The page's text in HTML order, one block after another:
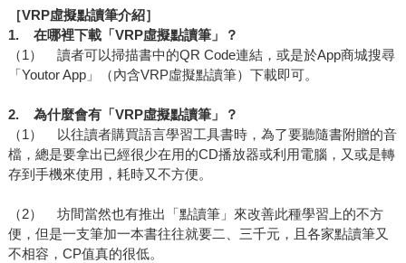
［VRP虛擬點讀筆介紹］
1. 在哪裡下載「VRP虛擬點讀筆」？
（1） 讀者可以掃描書中的QR Code連結，或是於App商城搜尋
「Youtor App」（內含VRP虛擬點讀筆）下載即可。
2. 為什麼會有「VRP虛擬點讀筆」？
（1） 以往讀者購買語言學習工具書時，為了要聽隨書附贈的音
檔，總是要拿出已經很少在用的CD播放器或利用電腦，又或是轉
存到手機來使用，耗時又不方便。
（2） 坊間當然也有推出「點讀筆」來改善此種學習上的不方
便，但是一支筆加一本書往往就要二、三千元，且各家點讀筆又
不相容，CP值真的很低。